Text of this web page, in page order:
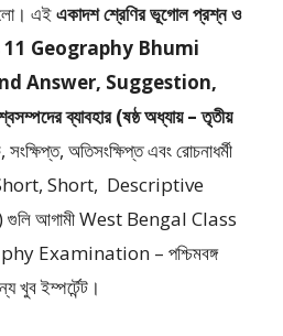
এইএকাদশ শ্রেণির ভূগোল প্রশ্ন ও
11 Geography Bhumi
Answer, Suggestion,
ব্যাবহার (ষষ্ঠ অধ্যায় – তৃতীয়
সংক্ষিপ্ত, অতিসংক্ষিপ্ত এবং রোচনাধর্মী
Short, Descriptive
গুলি আগামী West Bengal Class
Examination – পশ্চিমবঙ্গ
খুব ইম্পর্টেন্ট।